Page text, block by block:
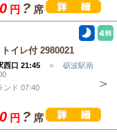
円 ? 席
イレ付 2980021
西口 21:45 ＝ 砺波駅南
ド 07:40
円 ? 席